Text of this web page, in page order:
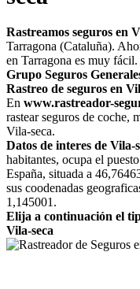
Rastreamos seguros en
Tarragona (Cataluña).
en Tarragona es muy fácil.
Grupo Seguros
Rastreo de seguros en
En www.rastreador-
rastear seguros de coche,
Vila-seca.
Datos de interes de Vila-
habitantes, ocupa el
España, situada a
sus coodenadas
1,145001.
Elija a continuación el
Vila-seca